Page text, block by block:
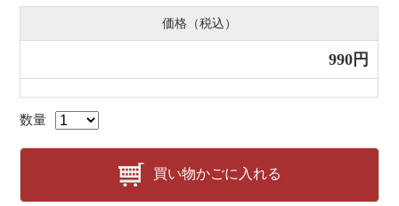
価格（税込）
990円
数量
買い物かごに入れる